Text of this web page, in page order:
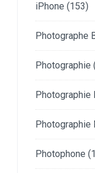
iPhone (153)
Photographe
Photographie
Photographie
Photographie
Photophone